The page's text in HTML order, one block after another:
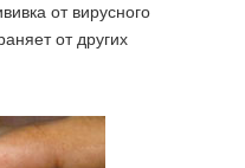
от вирусного
от других